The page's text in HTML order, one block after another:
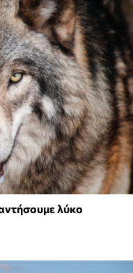
λύκο